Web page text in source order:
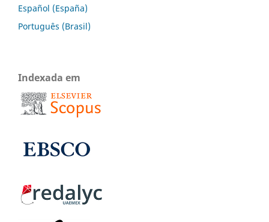
Español (España)
Português (Brasil)
Indexada em